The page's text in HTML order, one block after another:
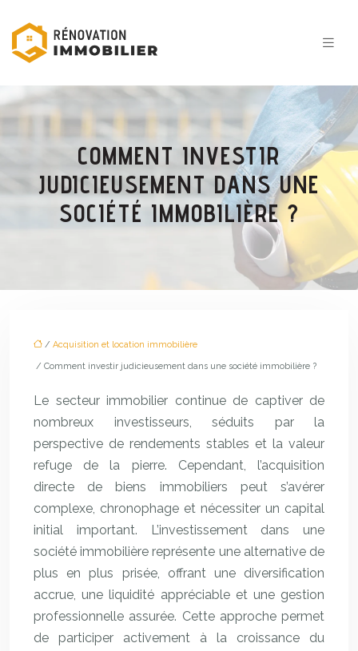
COMMENT INVESTIR
JUDICIEUSEMENT DANS UNE
SOCIÉTÉ IMMOBILIÈRE ?
/ Acquisition et location immobilière
/ Comment investir judicieusement dans une société immobilière ?
Le secteur immobilier continue de captiver de
nombreux investisseurs, séduits par la
perspective de rendements stables et la valeur
refuge de la pierre. Cependant, l’acquisition
directe de biens immobiliers peut s’avérer
complexe, chronophage et nécessiter un capital
initial important. L’investissement dans une
société immobilière représente une alternative de
plus en plus prisée, offrant une diversification
accrue, une liquidité appréciable et une gestion
professionnelle assurée. Cette approche permet
de participer activement à la croissance du